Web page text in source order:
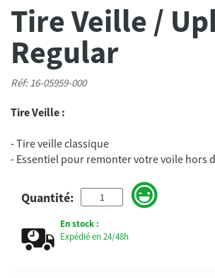
Tire Veille /
Regular
Réf: 16-05959-000
Tire Veille :
- Tire veille classique
- Essentiel pour remonter votre voile hors
Quantité:
En stock :
Expédié en 24/48h